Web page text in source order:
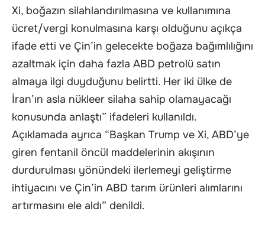
Xi, boğazın silahlandırılmasına ve kullanımına
ücret/vergi konulmasına karşı olduğunu açıkça
ifade etti ve Çin’in gelecekte boğaza bağımlılığını
azaltmak için daha fazla ABD petrolü satın
almaya ilgi duyduğunu belirtti. Her iki ülke de
İran’ın asla nükleer silaha sahip olamayacağı
konusunda anlaştı” ifadeleri kullanıldı.
Açıklamada ayrıca “Başkan Trump ve Xi, ABD’ye
giren fentanil öncül maddelerinin akışının
durdurulması yönündeki ilerlemeyi geliştirme
ihtiyacını ve Çin’in ABD tarım ürünleri alımlarını
artırmasını ele aldı” denildi.